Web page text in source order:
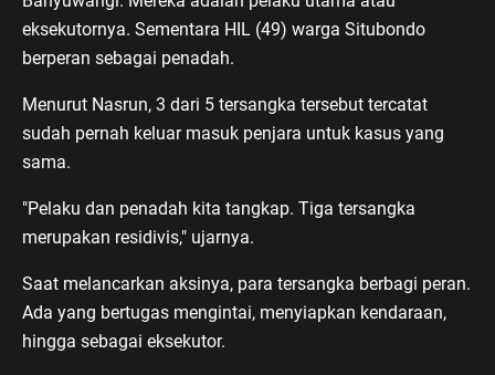
eksekutornya. Sementara HIL (49) warga Situbondo
berperan sebagai penadah.
Menurut Nasrun, 3 dari 5 tersangka tersebut tercatat
sudah pernah keluar masuk penjara untuk kasus yang
sama.
"Pelaku dan penadah kita tangkap. Tiga tersangka
merupakan residivis," ujarnya.
Saat melancarkan aksinya, para tersangka berbagi peran.
Ada yang bertugas mengintai, menyiapkan kendaraan,
hingga sebagai eksekutor.